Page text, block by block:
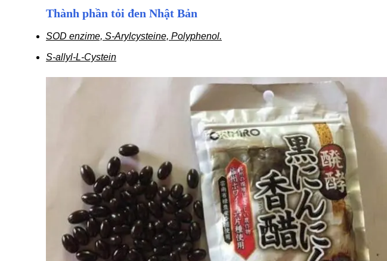
Thành phần tỏi đen Nhật Bản
SOD enzime, S-Arylcysteine, Polyphenol.
S-allyl-L-Cystein